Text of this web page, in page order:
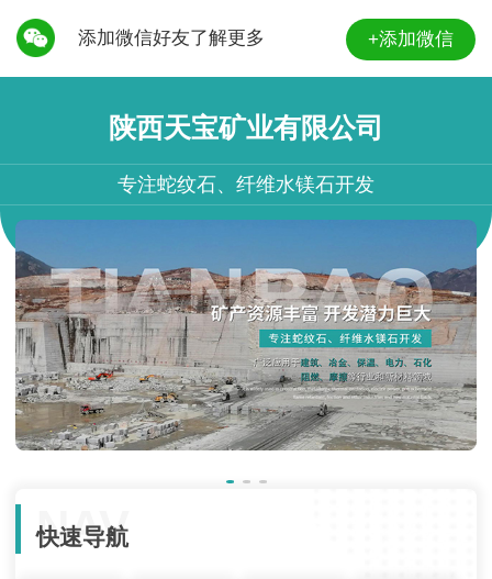
添加微信好友了解更多 +添加微信
陕西天宝矿业有限公司
专注蛇纹石、纤维水镁石开发
NAV
快速导航